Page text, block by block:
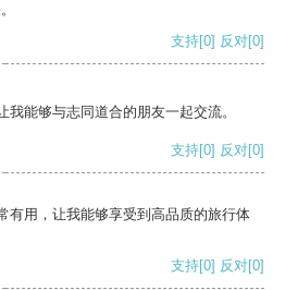
支持[0] 反对[0]
能够与志同道合的朋友一起交流。
支持[0] 反对[0]
有用，让我能够享受到高品质的旅行体
支持[0] 反对[0]